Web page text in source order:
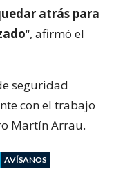
atrás para
“, afirmó el
seguridad
con el trabajo
Martín Arrau.
AVÍSANOS